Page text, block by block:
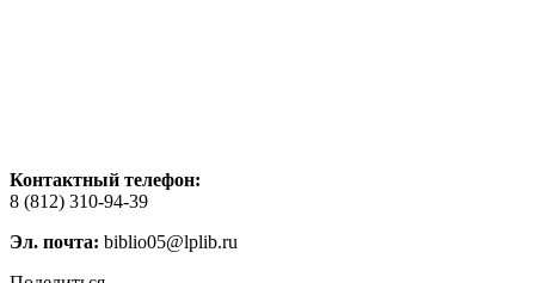
Контактный телефон:
8 (812) 310-94-39
Эл. почта: biblio05@lplib.ru